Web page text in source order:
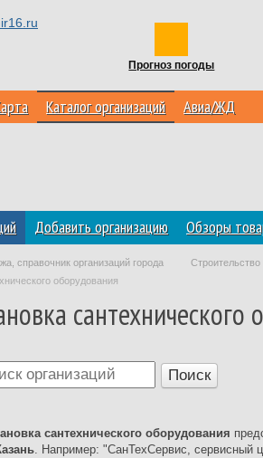
Прогноз погоды
Каталог организаций Авиа/ЖД
Добавить организацию Обзоры
справочник организаций города
оборудования
сантехнического оборудования
. Например: "СанТехСервис, сервисный